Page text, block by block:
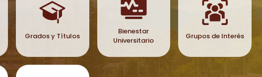
Grados y Títulos
Bienestar
Universitario
Grupos de Interés